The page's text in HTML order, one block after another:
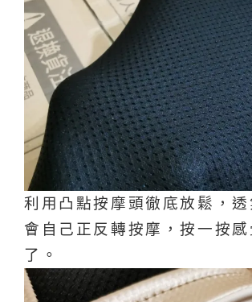
利用凸點按摩頭徹底放鬆，透
會自己正反轉按摩，按一按感
了。